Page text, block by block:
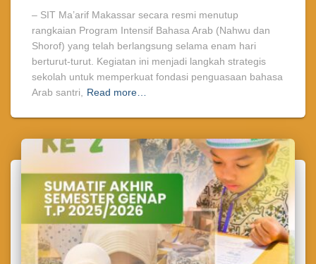
– SIT Ma’arif Makassar secara resmi menutup
rangkaian Program Intensif Bahasa Arab (Nahwu dan
Shorof) yang telah berlangsung selama enam hari
berturut-turut. Kegiatan ini menjadi langkah strategis
sekolah untuk memperkuat fondasi penguasaan bahasa
Arab santri,
Read more…